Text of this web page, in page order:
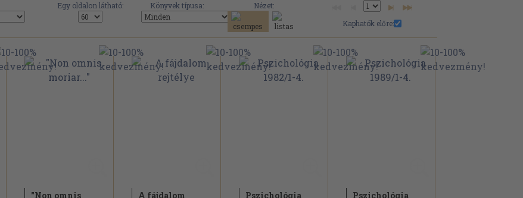
Egy oldalon látható: Könyvek típusa:
Nézet:
Kaphatók előre:
"Non omnis
A fájdalom
Pszichológia
Pszichológia